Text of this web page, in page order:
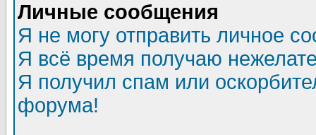
Личные сообщения
Я не могу отправить личное
Я всё время получаю
Я получил спам или
форума!